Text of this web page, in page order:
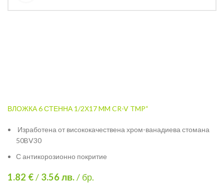
ВЛОЖКА 6 СТЕННА 1/2Х17 MM CR-V TMP“
Изработена от висококачествена хром-ванадиева стомана
50BV30
С антикорозионно покритие
1.82 €/ 3.56лв./ бр.